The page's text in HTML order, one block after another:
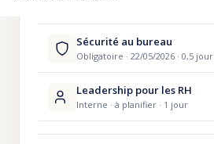
Sécurité au bureau
Obligatoire · 22/05/2026 · 0,5 jour
Leadership pour les RH
Interne · à planifier · 1 jour